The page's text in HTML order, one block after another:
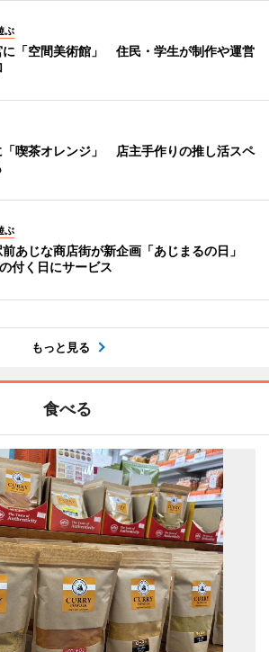
ぶ
に「空間美術館」 住民・学生が制作や運営
「喫茶オレンジ」 店主手作りの推し活スペ
ぶ
前あじな商店街が新企画「あじまるの日」
付く日にサービス
もっと見る
食べる